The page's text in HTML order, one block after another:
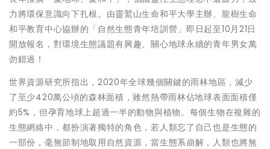
力將環保意識向下扎根。由靈鷲山生命和平大學主辦、龍樹生命
和平教育中心協辦的「自然生態青年培訓營」即日起至10月21日
開放報名，對環境生態議題有興趣、關心地球永續的青年男女萬
勿錯過！
世界資源研究所指出，2020年全球幾個關鍵的雨林地區，減少
了至少420萬公頃的森林面積，雖然熱帶雨林佔地球表面面積僅
約5%，但孕育地球上超過一半的動物與植物。每個生物在複雜的
生態網絡中，都扮演著獨特的角色，若人類忘了自己也是生態的
一部份，毫無節制地取用自然資源，當生態系崩解，人類也將無